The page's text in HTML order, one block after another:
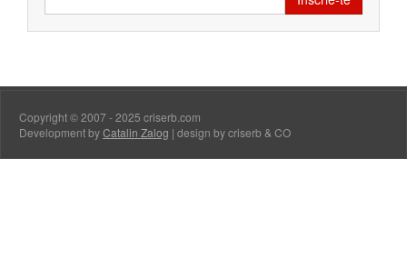
Copyright © 2007 - 2025 criserb.com
Development byCatalin Zalog | design by criserb & CO